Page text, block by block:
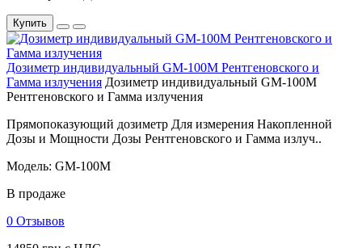
Купить
Дозиметр индивидуальный GM-100M Рентгеновского и
Гамма излучения Дозиметр индивидуальный GM-100M
Рентгеновского и Гамма излучения
Прямопоказующий дозиметр Для измерения Накопленной
Дозы и Мощности Дозы Рентгеновского и Гамма излуч..
Модель: GM-100M
В продаже
0 Отзывов